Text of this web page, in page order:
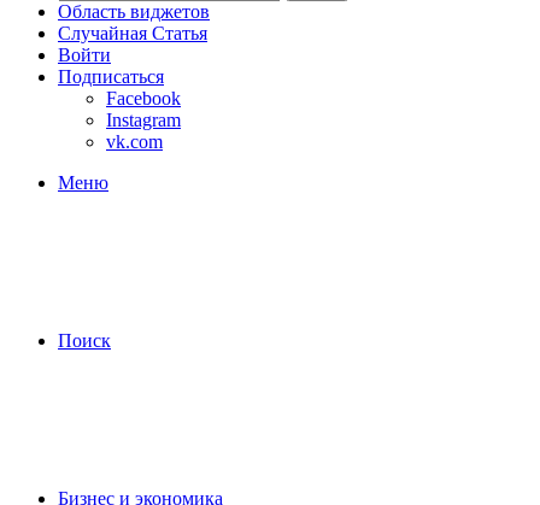
Область виджетов
Случайная Статья
Войти
Подписаться
Facebook
Instagram
vk.com
Меню
Поиск
Бизнес и экономика